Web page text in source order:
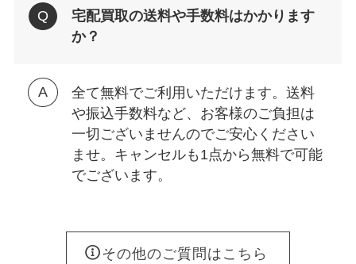
宅配買取の送料や手数料はかかります
か？
全て無料でご利用いただけます。送料
や振込手数料など、お客様のご負担は
一切ございませんのでご安心ください
ませ。キャンセルも1点から無料で可能
でございます。
その他のご質問はこちら